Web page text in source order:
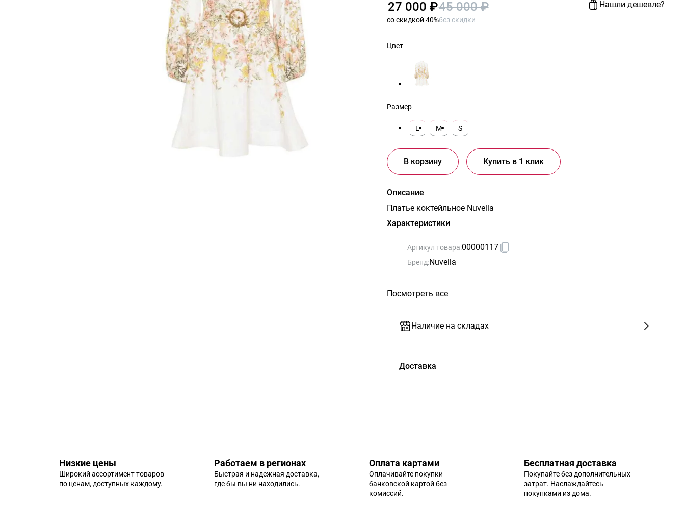
27 000 ₽
cо скидкой 40%
45 000 ₽
без скидки
Нашли дешевле?
Цвет
Размер
L M S
В корзину Купить в 1 клик
Описание
Платье коктейльное Nuvella
Характеристики
Артикул товара:00000117
Бренд:Nuvella
Посмотреть все
Наличие на складах
Доставка
Низкие цены
Широкий ассортимент товаров
по ценам, доступных каждому.
Работаем в регионах
Быстрая и надежная доставка,
где бы вы ни находились.
Оплата картами
Оплачивайте покупки
банковской картой без
комиссий.
Бесплатная доставка
Покупайте без дополнительных
затрат. Наслаждайтесь
покупками из дома.